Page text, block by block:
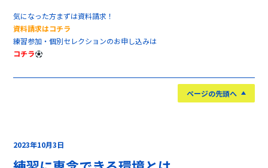
気になった方まずは資料請求！
資料請求はコチラ
練習参加・個別セレクションのお申し込みは
コチラ
ページの先頭へ
2023年10月3日